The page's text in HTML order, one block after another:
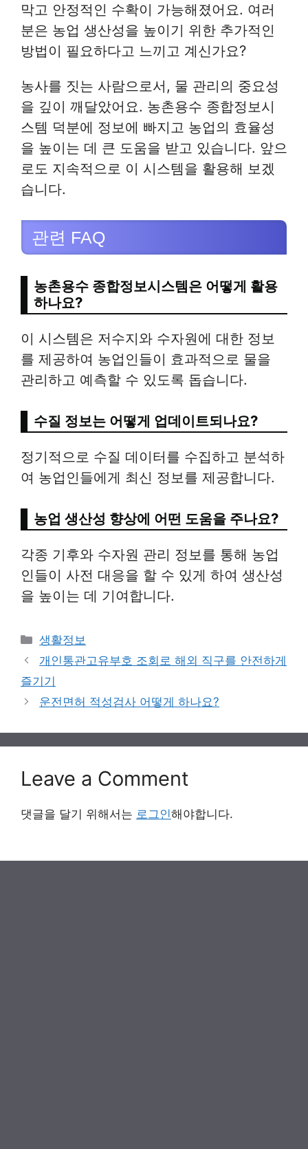
막고 안정적인 수확이 가능해졌어요. 여러
분은 농업 생산성을 높이기 위한 추가적인
방법이 필요하다고 느끼고 계신가요?
농사를 짓는 사람으로서, 물 관리의 중요성
을 깊이 깨달았어요. 농촌용수 종합정보시
스템 덕분에 정보에 빠지고 농업의 효율성
을 높이는 데 큰 도움을 받고 있습니다. 앞으
로도 지속적으로 이 시스템을 활용해 보겠
습니다.
관련 FAQ
농촌용수 종합정보시스템은 어떻게 활용
하나요?
이 시스템은 저수지와 수자원에 대한 정보
를 제공하여 농업인들이 효과적으로 물을
관리하고 예측할 수 있도록 돕습니다.
수질 정보는 어떻게 업데이트되나요?
정기적으로 수질 데이터를 수집하고 분석하
여 농업인들에게 최신 정보를 제공합니다.
농업 생산성 향상에 어떤 도움을 주나요?
각종 기후와 수자원 관리 정보를 통해 농업
인들이 사전 대응을 할 수 있게 하여 생산성
을 높이는 데 기여합니다.
Categories
생활정보
개인통관고유부호 조회로 해외 직구를 안전하게
즐기기
운전면허 적성검사 어떻게 하나요?
Leave a Comment
댓글을 달기 위해서는 로그인해야합니다.